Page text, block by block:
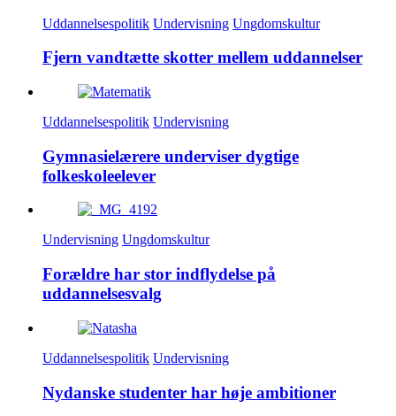
Uddannelsespolitik Undervisning Ungdomskultur
Fjern vandtætte skotter mellem uddannelser
Uddannelsespolitik Undervisning
Gymnasielærere underviser dygtige
folkeskoleelever
Undervisning Ungdomskultur
Forældre har stor indflydelse på
uddannelsesvalg
Uddannelsespolitik Undervisning
Nydanske studenter har høje ambitioner